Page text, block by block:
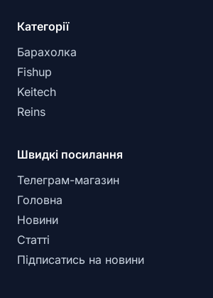
Категорії
Барахолка
Fishup
Keitech
Reins
Швидкі посилання
Телеграм-магазин
Головна
Новини
Статті
Підписатись на новини